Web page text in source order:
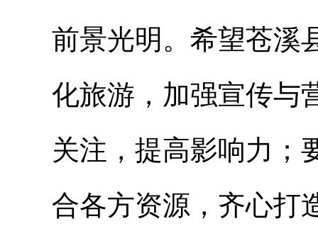
前景光明。希望苍溪
化旅游，加强宣传与
关注，提高影响力；
合各方资源，齐心